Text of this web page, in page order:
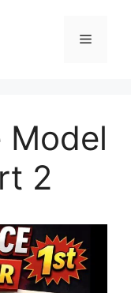
Menu
Model
2